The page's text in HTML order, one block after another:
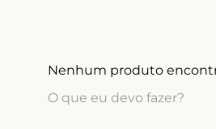
Nenhum produto
O que eu devo fazer?